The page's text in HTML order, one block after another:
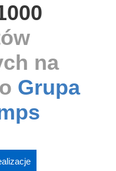
na
Grupa